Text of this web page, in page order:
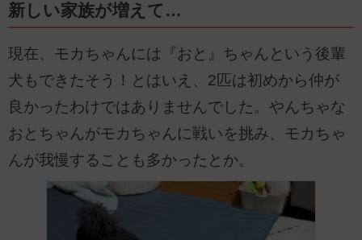
新しい家族が増えて…
現在、モカちゃんには『おと』ちゃんという後輩
犬もできたそう！とはいえ、2匹は初めから仲が
良かったわけではありませんでした。やんちゃな
おとちゃんがモカちゃんに戦いを挑み、モカちゃ
んが我慢することも多かったとか。